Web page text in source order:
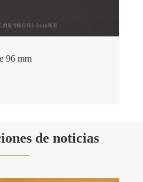
de noticias